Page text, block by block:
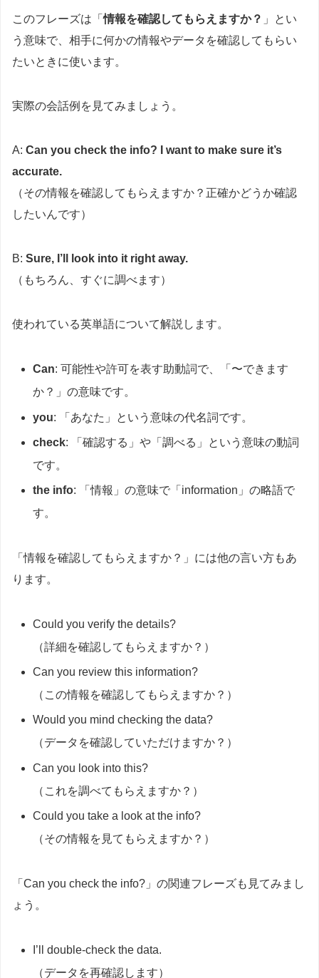
このフレーズは「情報を確認してもらえますか？ 」とい
う意味で、相手に何かの情報やデータを確認してもらい
たいときに使います。
実際の会話例を見てみましょう。
A: Can you check the info? I want to make sure it’s
accurate.
（その情報を確認してもらえますか？正確かどうか確認
したいんです）
B: Sure, I’ll look into it right away.
（もちろん、すぐに調べます）
使われている英単語について解説します。
Can: 可能性や許可を表す助動詞で、「〜できます
か？」の意味です。
you: 「あなた」という意味の代名詞です。
check: 「確認する」や「調べる」という意味の動詞
です。
the info: 「情報」の意味で「information」の略語で
す。
「情報を確認してもらえますか？」には他の言い方もあ
ります。
Could you verify the details?
（詳細を確認してもらえますか？）
Can you review this information?
（この情報を確認してもらえますか？）
Would you mind checking the data?
（データを確認していただけますか？）
Can you look into this?
（これを調べてもらえますか？）
Could you take a look at the info?
（その情報を見てもらえますか？）
「Can you check the info?」の関連フレーズも見てみまし
ょう。
I’ll double-check the data.
（データを再確認します）